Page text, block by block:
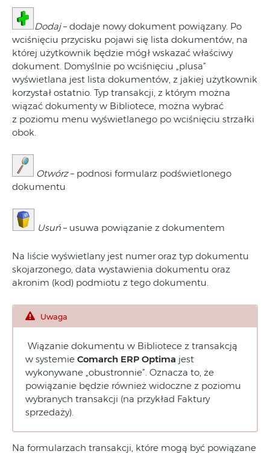
Dodaj– dodaje nowy dokument powiązany. Po
wciśnięciu przycisku pojawi się lista dokumentów, na
której użytkownik będzie mógł wskazać właściwy
dokument. Domyślnie po wciśnięciu „plusa”
wyświetlana jest lista dokumentów, z jakiej użytkownik
korzystał ostatnio. Typ transakcji, z którym można
wiązać dokumenty w Bibliotece, można wybrać
z poziomu menu wyświetlanego po wciśnięciu strzałki
obok.
Otwórz– podnosi formularz podświetlonego
dokumentu
Usuń – usuwa powiązanie z dokumentem
Na liście wyświetlany jest numer oraz typ dokumentu
skojarzonego, data wystawienia dokumentu oraz
akronim (kod) podmiotu z tego dokumentu.
Uwaga
Wiązanie dokumentu w Bibliotece z transakcją
w systemie Comarch ERP Optima jest
wykonywane „obustronnie”. Oznacza to, że
powiązanie będzie również widoczne z poziomu
wybranych transakcji (na przykład Faktury
sprzedaży).
Na formularzach transakcji, które mogą być powiązane